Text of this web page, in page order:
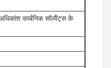
कार्बनिक सॉल्वैंट्स के